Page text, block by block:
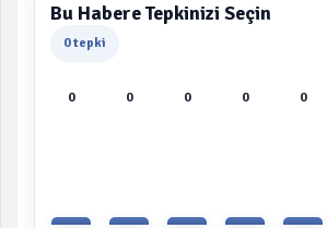
Bu Habere Tepkinizi Seçin
0 tepki
0 0 0 0 0